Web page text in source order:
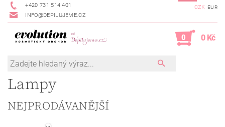
+420 731 514 401
INFO@DEPILUJEME.CZ
CZK EUR
0 0 Kč
Lampy
NEJPRODÁVANĚJŠÍ